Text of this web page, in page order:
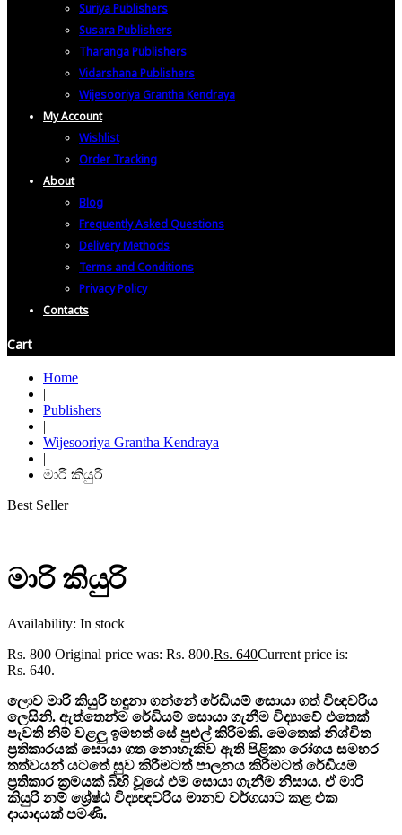
Suriya Publishers
Susara Publishers
Tharanga Publishers
Vidarshana Publishers
Wijesooriya Grantha Kendraya
My Account
Wishlist
Order Tracking
About
Blog
Frequently Asked Questions
Delivery Methods
Terms and Conditions
Privacy Policy
Contacts
Cart
Home
|
Publishers
|
Wijesooriya Grantha Kendraya
|
මාරි කියුරි
Best Seller
මාරි කියුරි
Availability: In stock
Rs.800 Original price was: Rs. 800.Rs. 640Current price is:
Rs. 640.
ලොව මාරි කියුරි හඳුනා ගන්නේ රේඩියම් සොයා ගත් විඥවරිය
ලෙසිනි. ඇත්තෙන්ම රේඩියම් සොයා ගැනීම විද්‍යාවේ එතෙක්
පැවති නිම් වළලු ඉමහත් සේ පුළුල් කිරිමකි. මෙතෙක් නිශ්චිත
ප්‍රතිකාරයක් සොයා ගත නොහැකිව ඇති පිළිකා රෝගය සමහර
තත්වයන් යටතේ සුව කිරීමටත් පාලනය කිරීමටත් රේඩියම්
ප්‍රතිකාර ක්‍රමයක් බිහි වූයේ එම සොයා ගැනීම නිසාය. ඒ මාරි
කියුරි නම් ශ්‍රේෂ්ඨ විද්‍යඥවරිය මානව වර්ගයාට කළ එක
දායාදයක් පමණි.